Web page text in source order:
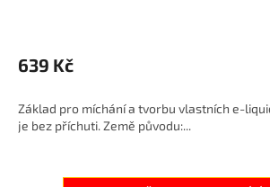
639 Kč
Základ pro míchání a tvorbu vlastních e-
je bez příchuti. Země původu:...